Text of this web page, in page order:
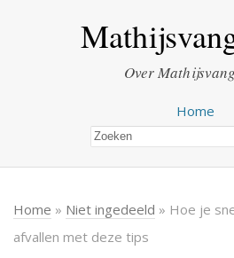
Over
Home
Home » Niet ingedeeld » Hoe je
afvallen met deze tips